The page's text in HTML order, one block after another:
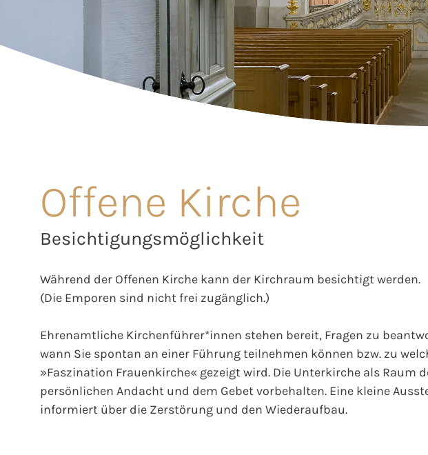
Offene Kirche
Besichtigungsmöglichkeit
Während der Offenen Kirche kann der Kirchraum besichtigt werden.
(Die Emporen sind nicht frei zugänglich.)
Ehrenamtliche Kirchenführer*innen stehen bereit, Fragen zu
wann Sie spontan an einer Führung teilnehmen können bzw. zu
»Faszination Frauenkirche« gezeigt wird. Die Unterkirche als Raum
persönlichen Andacht und dem Gebet vorbehalten. Eine kleine
informiert über die Zerstörung und den Wiederaufbau.